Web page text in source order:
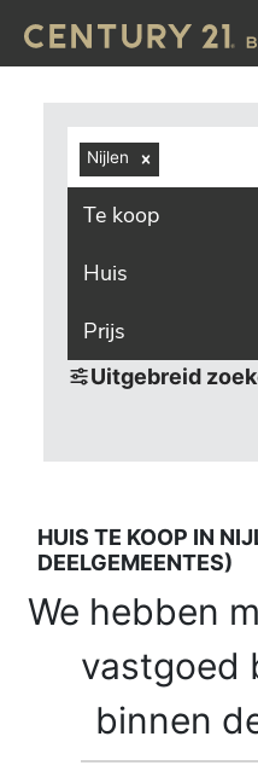
Nijlen
Te koop
Huis
Prijs
Uitgebreid
HUIS TE KOOP IN
DEELGEMEENTES)
We hebben
vastgoed
binnen